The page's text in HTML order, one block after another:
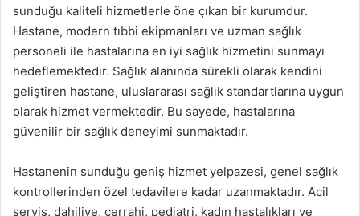
sunduğu kaliteli hizmetlerle öne çıkan bir kurumdur.
Hastane, modern tıbbi ekipmanları ve uzman sağlık
personeli ile hastalarına en iyi sağlık hizmetini sunmayı
hedeflemektedir. Sağlık alanında sürekli olarak kendini
geliştiren hastane, uluslararası sağlık standartlarına uygun
olarak hizmet vermektedir. Bu sayede, hastalarına
güvenilir bir sağlık deneyimi sunmaktadır.
Hastanenin sunduğu geniş hizmet yelpazesi, genel sağlık
kontrollerinden özel tedavilere kadar uzanmaktadır. Acil
servis, dahiliye, cerrahi, pediatri, kadın hastalıkları ve